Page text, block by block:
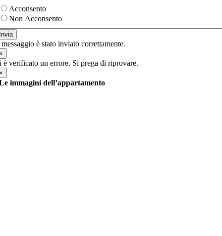
Acconsento
Non Acconsento
è stato inviato correttamente.
è verificato un errore. Si prega di riprovare.
immagini dell’appartamento